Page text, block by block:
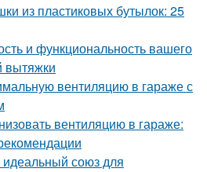
из пластиковых бутылок: 25
и функциональность вашего
вытяжки
вентиляцию в гараже с
вентиляцию в гараже:
союз для